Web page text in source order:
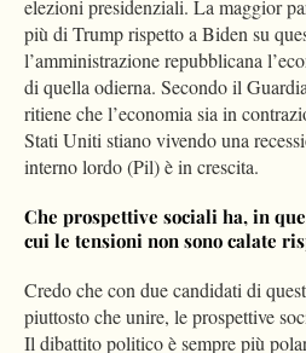
elezioni presidenziali. La maggior
più di Trump rispetto a Biden su
l’amministrazione repubblicana
di quella odierna. Secondo il
ritiene che l’economia sia in
Stati Uniti stiano vivendo una
interno lordo (Pil) è in crescita.
Che prospettive sociali ha, in
cui le tensioni non sono calate
Credo che con due candidati di
piuttosto che unire, le prospettive
Il dibattito politico è sempre più